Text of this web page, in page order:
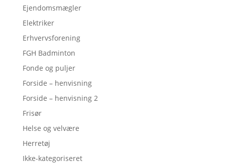
Ejendomsmægler
Elektriker
Erhvervsforening
FGH Badminton
Fonde og puljer
Forside – henvisning
Forside – henvisning 2
Frisør
Helse og velvære
Herretøj
Ikke-kategoriseret